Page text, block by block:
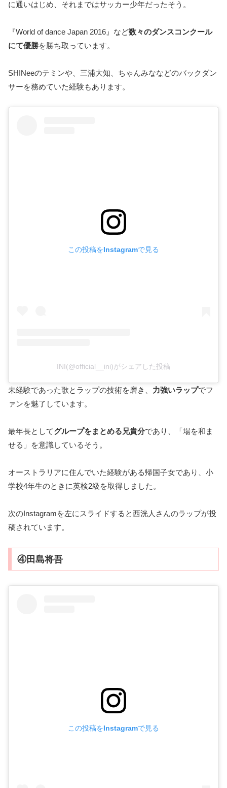
に通いはじめ、それまではサッカー少年だったそう。
『World of dance Japan 2016』など数々のダンスコンクール
にて優勝を勝ち取っています。
SHINeeのテミンや、三浦大知、ちゃんみななどのバックダン
サーを務めていた経験もあります。
この投稿をInstagramで見る
INI(@official__ini)がシェアした投稿
未経験であった歌とラップの技術を磨き、 力強いラップでフ
ァンを魅了しています。
最年長としてグループをまとめる兄貴分であり、「場を和ま
せる」を意識しているそう。
オーストラリアに住んでいた経験がある帰国子女であり、小
学校4年生のときに英検2級を取得しました。
次のInstagramを左にスライドすると西洸人さんのラップが投
稿されています。
④田島将吾
この投稿をInstagramで見る